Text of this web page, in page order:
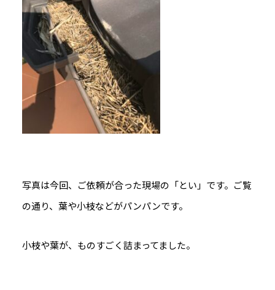
写真は今回、ご依頼が合った現場の「とい」です。ご覧
の通り、葉や小枝などがパンパンです。
小枝や葉が、ものすごく詰まってました。